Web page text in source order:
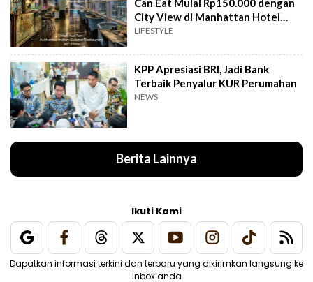
Can Eat Mulai Rp150.000 dengan
City View di Manhattan Hotel
Jakarta
LIFESTYLE
KPP Apresiasi BRI, Jadi Bank
Terbaik Penyalur KUR Perumahan
NEWS
Berita Lainnya
Ikuti Kami
Dapatkan informasi terkini dan terbaru yang dikirimkan langsung ke
Inbox anda